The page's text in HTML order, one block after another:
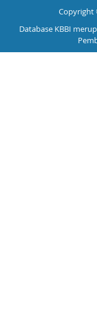
Copyright
Database KBBI